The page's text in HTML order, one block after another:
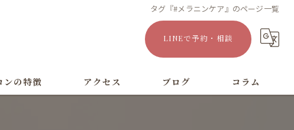
タグ『#メラニンケア』のページ一覧
LINEで予約・相談
ンの特徴 アクセス ブログ コラム